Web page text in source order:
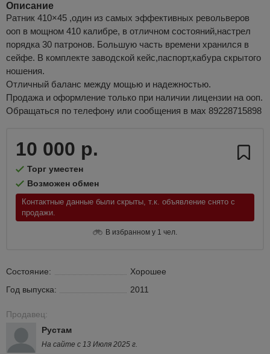
Описание
Ратник 410×45 ,один из самых эффективных револьверов
ооп в мощном 410 калибре, в отличном состояний,настрел
порядка 30 патронов. Большую часть времени хранился в
сейфе. В комплекте заводской кейс,паспорт,кабура скрытого
ношения.
Отличный баланс между мощью и надежностью.
Продажа и оформление только при наличии лицензии на ооп.
Обращаться по телефону или сообщения в мах 89228715898
10 000 р.
Торг уместен
Возможен обмен
Контактные данные были скрыты, т.к. объявление снято с
продажи.
В избранном у 1 чел.
Состояние:
Хорошее
Год выпуска:
2011
Продавец:
Рустам
На сайте с 13 Июля 2025 г.